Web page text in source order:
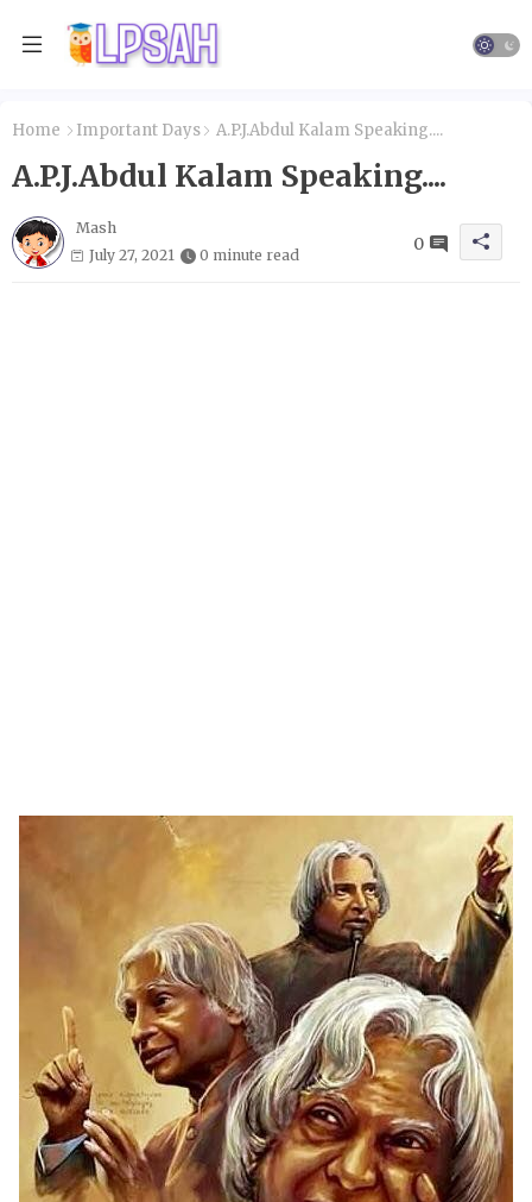
Home Important Days A.P.J.Abdul Kalam Speaking....
A.P.J.Abdul Kalam Speaking....
Mash
July 27, 2021
0 minute read
0